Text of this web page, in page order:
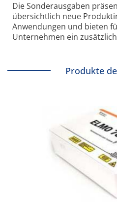
Die Sonder­ausgaben
übersichtlich neue
Anwendungen und bieten
Unternehmen ein
Produkte